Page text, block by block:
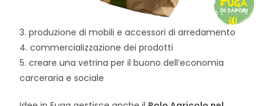
3. produzione di mobili e accessori di arredamento
4. commercializzazione dei prodotti
5. creare una vetrina per il buono dell’economia
carceraria e sociale